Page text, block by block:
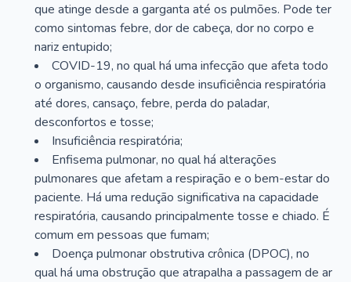
que atinge desde a garganta até os pulmões. Pode ter
como sintomas febre, dor de cabeça, dor no corpo e
nariz entupido;
COVID-19, no qual há uma infecção que afeta todo
o organismo, causando desde insuficiência respiratória
até dores, cansaço, febre, perda do paladar,
desconfortos e tosse;
Insuficiência respiratória;
Enfisema pulmonar, no qual há alterações
pulmonares que afetam a respiração e o bem-estar do
paciente. Há uma redução significativa na capacidade
respiratória, causando principalmente tosse e chiado. É
comum em pessoas que fumam;
Doença pulmonar obstrutiva crônica (DPOC), no
qual há uma obstrução que atrapalha a passagem de ar